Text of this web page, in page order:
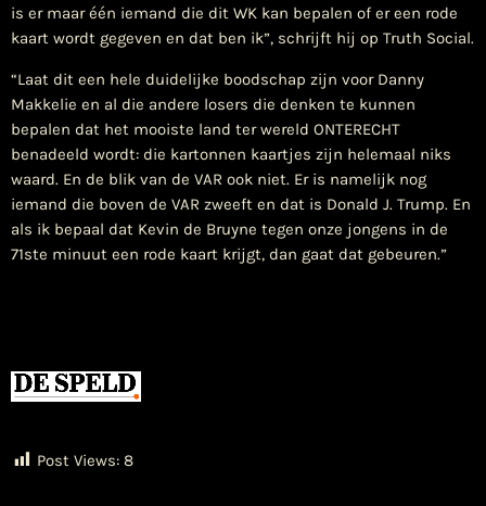
is er maar één iemand die dit WK kan bepalen of er een rode
kaart wordt gegeven en dat ben ik”, schrijft hij op Truth Social.
“Laat dit een hele duidelijke boodschap zijn voor Danny
Makkelie en al die andere losers die denken te kunnen
bepalen dat het mooiste land ter wereld ONTERECHT
benadeeld wordt: die kartonnen kaartjes zijn helemaal niks
waard. En de blik van de VAR ook niet. Er is namelijk nog
iemand die boven de VAR zweeft en dat is Donald J. Trump. En
als ik bepaal dat Kevin de Bruyne tegen onze jongens in de
71ste minuut een rode kaart krijgt, dan gaat dat gebeuren.”
Post Views: 8